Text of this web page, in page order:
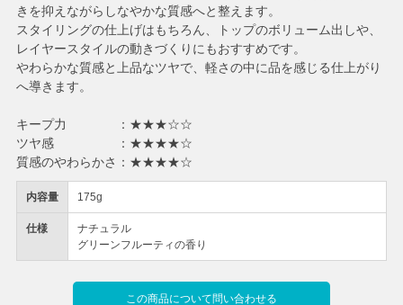
内容量 175g
仕様
ナチュラル
グリーンフルーティの香り
この商品について問い合わせる
きを抑えながらしなやかな質感へと整えます。
スタイリングの仕上げはもちろん、トップのボリューム出しや、
レイヤースタイルの動きづくりにもおすすめです。
やわらかな質感と上品なツヤで、軽さの中に品を感じる仕上がり
へ導きます。
キープ力 ：★★★☆☆
ツヤ感 ：★★★★☆
質感のやわらかさ：★★★★☆